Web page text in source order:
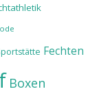
Fechten
Boxen